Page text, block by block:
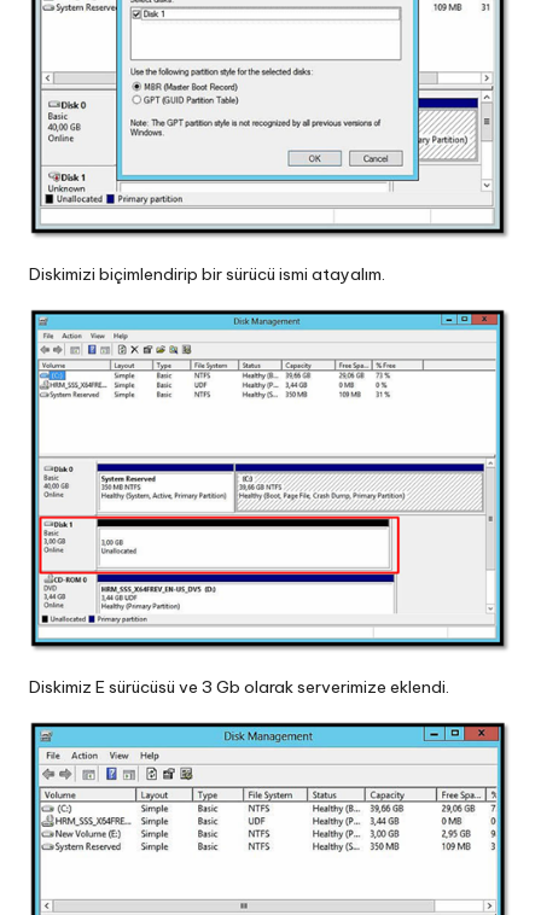
Diskimizi biçimlendirip bir sürücü ismi atayalım.
Diskimiz E sürücüsü ve 3 Gb olarak serverimize eklendi.